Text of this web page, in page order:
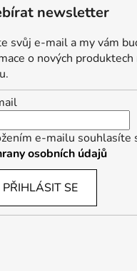
newsletter
svůj e-mail a my vám
o nových produktech
e-mailu souhlasíte
osobních údajů
PŘIHLÁSIT SE